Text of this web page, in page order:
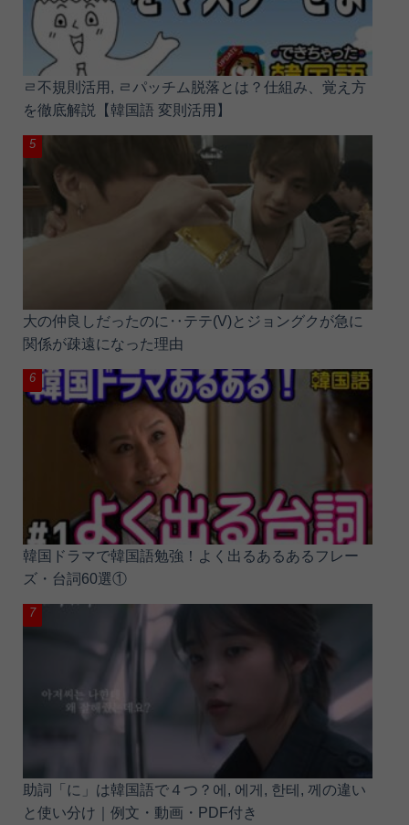
ㄹ不規則活用, ㄹパッチム脱落とは？仕組み、覚え方
を徹底解説【韓国語 変則活用】
大の仲良しだったのに‥テテ(V)とジョングクが急に
関係が疎遠になった理由
韓国ドラマで韓国語勉強！よく出るあるあるフレー
ズ・台詞60選①
助詞「に」は韓国語で４つ？에, 에게, 한테, 께の違い
と使い分け｜例文・動画・PDF付き